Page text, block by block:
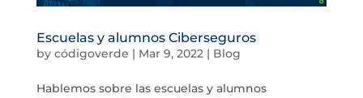
Escuelas y alumnos Ciberseguros
by códigoverde | Mar 9, 2022| Blog
Hablemos sobre las escuelas y alumnos